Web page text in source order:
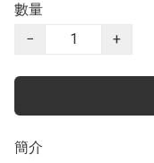
數量
−
+
簡介